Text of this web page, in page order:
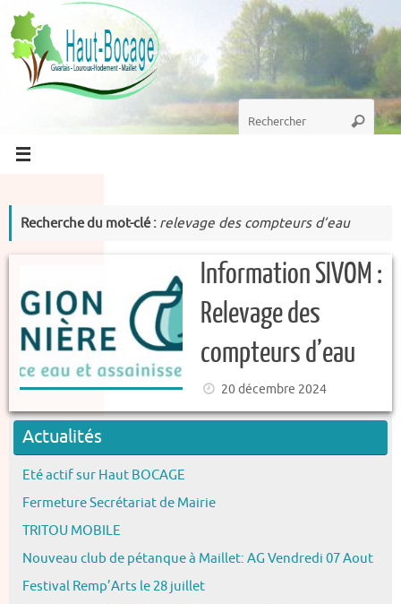
Passer
au
contenu
Recherche
pour
Recherche du mot-clé : relevage des compteurs d’eau
Information SIVOM :
Relevage des
compteurs d’eau
20 décembre 2024
Actualités
Eté actif sur Haut BOCAGE
Fermeture Secrétariat de Mairie
TRITOU MOBILE
Nouveau club de pétanque à Maillet: AG Vendredi 07 Aout
Festival Remp’Arts le 28 juillet